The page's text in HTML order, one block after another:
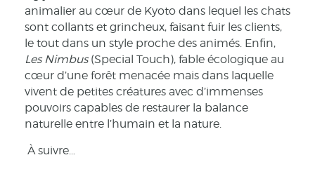
animalier au cœur de Kyoto dans lequel les chats
sont collants et grincheux, faisant fuir les clients,
le tout dans un style proche des animés. Enfin,
Les Nimbus(Special Touch), fable écologique au
cœur d’une forêt menacée mais dans laquelle
vivent de petites créatures avec d’immenses
pouvoirs capables de restaurer la balance
naturelle entre l’humain et la nature.
À suivre…